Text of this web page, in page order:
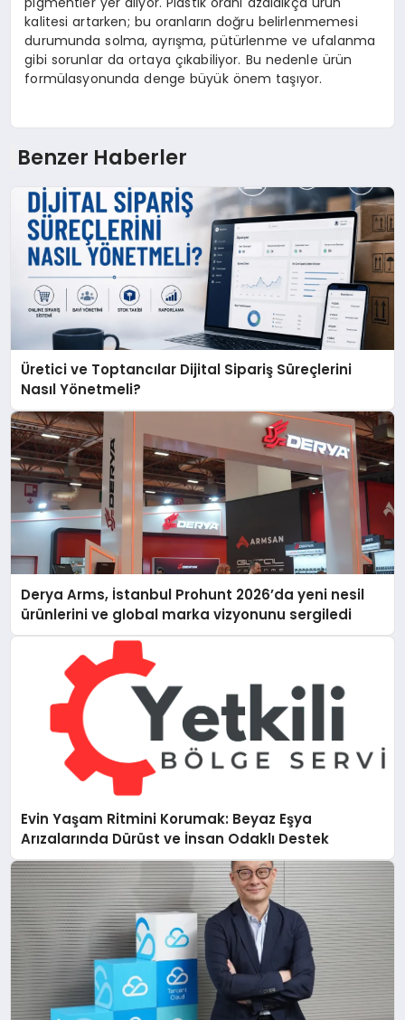
kalitesi artarken; bu oranların doğru belirlenmemesi
durumunda solma, ayrışma, pütürlenme ve ufalanma
gibi sorunlar da ortaya çıkabiliyor. Bu nedenle ürün
formülasyonunda denge büyük önem taşıyor.
Benzer Haberler
Üretici ve Toptancılar Dijital Sipariş Süreçlerini
Nasıl Yönetmeli?
Derya Arms, İstanbul Prohunt 2026’da yeni nesil
ürünlerini ve global marka vizyonunu sergiledi
Evin Yaşam Ritmini Korumak: Beyaz Eşya
Arızalarında Dürüst ve İnsan Odaklı Destek